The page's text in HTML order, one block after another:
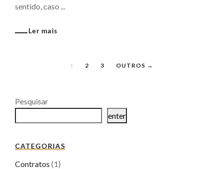
sentido, caso ...
Ler mais
1 2 3 OUTROS →
Pesquisar
enter
CATEGORIAS
Contratos (1)